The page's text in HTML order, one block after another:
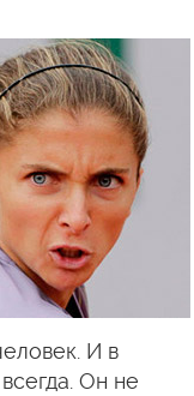
И в
Он не